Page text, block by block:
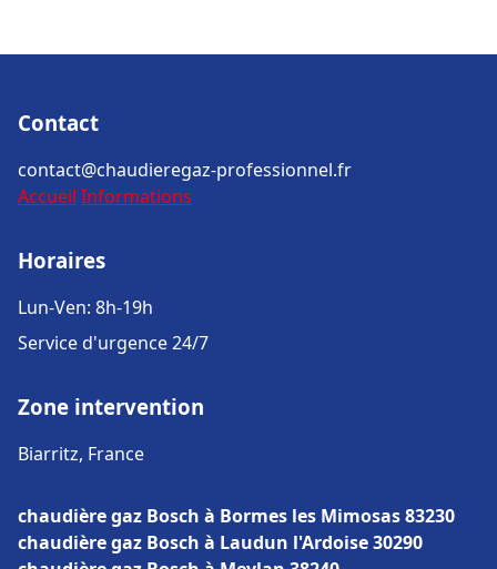
Contact
contact@chaudieregaz-professionnel.fr
Accueil Informations
Horaires
Lun-Ven: 8h-19h
Service d'urgence 24/7
Zone intervention
Biarritz, France
chaudière gaz Bosch à Bormes les Mimosas 83230
chaudière gaz Bosch à Laudun l'Ardoise 30290